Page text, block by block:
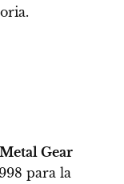
Metal Gear
para la